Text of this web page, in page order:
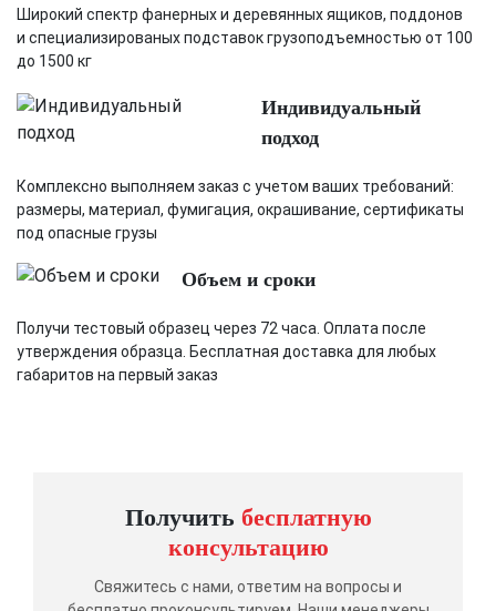
Широкий спектр фанерных и деревянных ящиков, поддонов
и специализированых подставок грузоподъемностью от 100
до 1500 кг
Индивидуальный
подход
Комплексно выполняем заказ с учетом ваших требований:
размеры, материал, фумигация, окрашивание, сертификаты
под опасные грузы
Объем и сроки
Получи тестовый образец через 72 часа. Оплата после
утверждения образца. Бесплатная доставка для любых
габаритов на первый заказ
Получить бесплатную
консультацию
Свяжитесь с нами, ответим на вопросы и